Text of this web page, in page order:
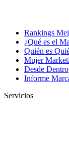
Rankings
¿Qué es el
Quién es
Mujer
Desde Dentro
Informe
Servicios